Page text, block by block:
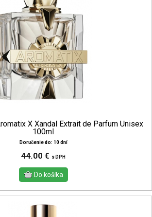
X Xandal Extrait de Parfum Unisex
100ml
Doručenie do: 10 dní
44.00 € s DPH